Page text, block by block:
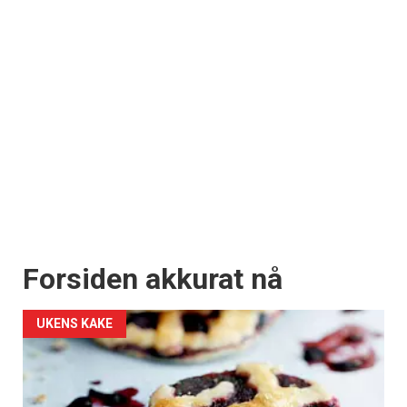
Forsiden akkurat nå
UKENS KAKE